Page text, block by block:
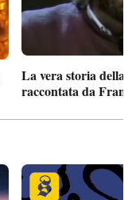
La vera storia della
raccontata da